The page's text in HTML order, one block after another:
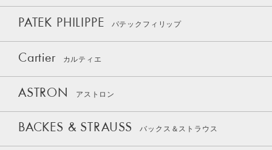
PATEK PHILIPPE パテックフィリップ
Cartier カルティエ
ASTRON アストロン
BACKES & STRAUSS バックス＆ストラウス